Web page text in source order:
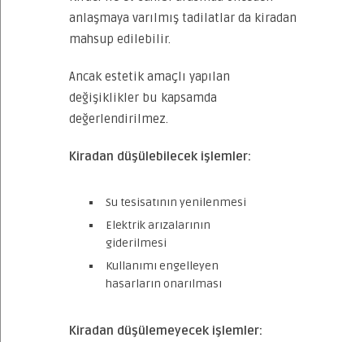
anlaşmaya varılmış tadilatlar da kiradan
mahsup edilebilir.
Ancak estetik amaçlı yapılan
değişiklikler bu kapsamda
değerlendirilmez.
Kiradan düşülebilecek işlemler:
Su tesisatının yenilenmesi
Elektrik arızalarının
giderilmesi
Kullanımı engelleyen
hasarların onarılması
Kiradan düşülemeyecek işlemler: